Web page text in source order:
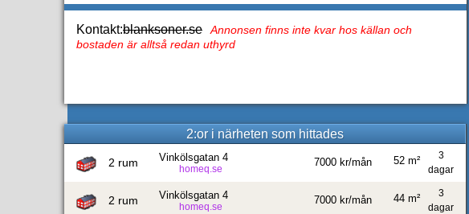
Kontakt:blanksoner.se
Annonsen finns inte kvar hos källan och
bostaden är alltså redan uthyrd
2:or i närheten som hittades
2 rum Vinkölsgatan 4
homeq.se
7000 kr/mån
3
dagar
52 m²
2 rum Vinkölsgatan 4
homeq.se
7000 kr/mån
3
dagar
44 m²